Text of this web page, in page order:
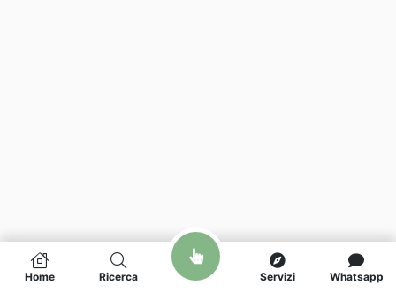
Home Ricerca Servizi Whatsapp